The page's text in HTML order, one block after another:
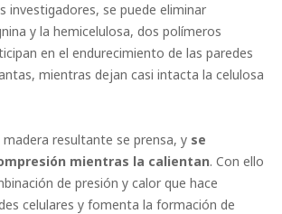
investigadores, se puede eliminar
y la hemicelulosa, dos polímeros
en el endurecimiento de las paredes
mientras dejan casi intacta la celulosa
resultante se prensa, y se
mientras la calientan. Con ello
de presión y calor que hace
celulares y fomenta la formación de